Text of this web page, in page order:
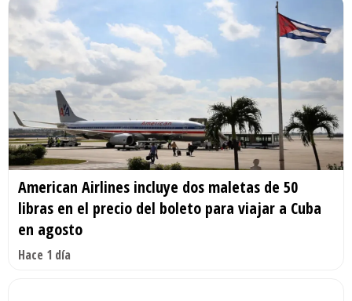
American Airlines incluye dos maletas de 50
libras en el precio del boleto para viajar a Cuba
en agosto
Hace 1 día